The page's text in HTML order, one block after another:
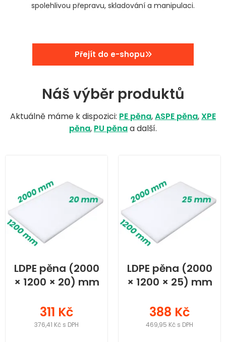
spolehlivou přepravu, skladování a manipulaci.
Přejít do e-shopu
Náš výběr produktů
Aktuálně máme k dispozici: PE pěna,ASPE pěna,XPE
pěna, PU pěnaa další.
LDPE pěna (2000
× 1200 × 20) mm
311 Kč
376,41 Kč s DPH
LDPE pěna (2000
× 1200 × 25) mm
388 Kč
469,95 Kč s DPH